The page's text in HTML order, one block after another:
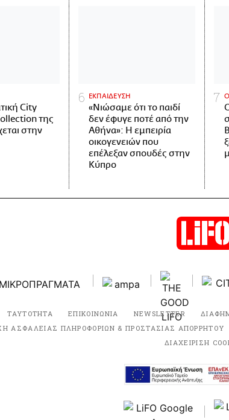
City
της
στην
ΕΚΠΑΙΔΕΥΣΗ
«Νιώσαμε ότι το παιδί
δεν έφυγε ποτέ από την
Αθήνα»: Η εμπειρία
οικογενειών που
επέλεξαν σπουδές στην
Κύπρο
ΤΑΥΤΟΤΗΤΑ ΕΠΙΚΟΙΝΩΝΙΑ NEWSLETTER
ΑΣΦΑΛΕΙΑΣ ΠΛΗΡΟΦΟΡΙΩΝ & ΠΡΟΣΤΑΣΙΑΣ ΑΠΟΡΡΗΤΟΥ
ΔΙΑΧΕΙΡΙΣΗ